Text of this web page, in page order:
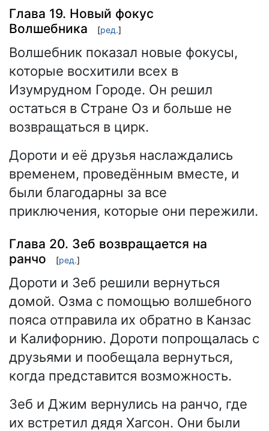
Глава 19. Новый фокус
Волшебника
[ред.]
Волшебник показал новые фокусы,
которые восхитили всех в
Изумрудном Городе. Он решил
остаться в Стране Оз и больше не
возвращаться в цирк.
Дороти и её друзья наслаждались
временем, проведённым вместе, и
были благодарны за все
приключения, которые они пережили.
Глава 20. Зеб возвращается на
ранчо
[ред.]
Дороти и Зеб решили вернуться
домой. Озма с помощью волшебного
пояса отправила их обратно в Канзас
и Калифорнию. Дороти попрощалась с
друзьями и пообещала вернуться,
когда представится возможность.
Зеб и Джим вернулись на ранчо, где
их встретил дядя Хагсон. Они были